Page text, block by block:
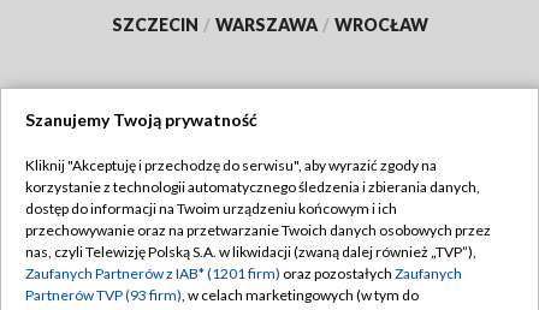
SZCZECIN / WARSZAWA / WROCŁAW
TVP
Abonament TVP
Emisja w TVP
Regulamin TVP
Polityka prywatności
Szanujemy Twoją prywatność
Kliknij "Akceptuję i przechodzę do serwisu", aby wyrazić zgody na
korzystanie z technologii automatycznego śledzenia i zbierania danych,
dostęp do informacji na Twoim urządzeniu końcowym i ich
przechowywanie oraz na przetwarzanie Twoich danych osobowych przez
nas, czyli Telewizję Polską S.A. w likwidacji (zwaną dalej również „TVP”),
Zaufanych Partnerów z IAB* (1201 firm) oraz pozostałych Zaufanych
Partnerów TVP (93 firm), w celach marketingowych (w tym do